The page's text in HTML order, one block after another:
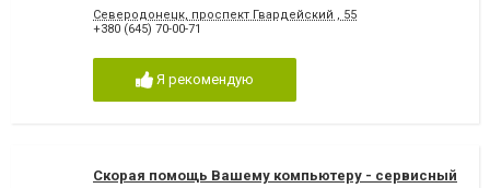
Северодонецк, проспект Гвардейский , 55
+380 (645) 70-00-71
Я рекомендую
Скорая помощь Вашему компьютеру - сервисный